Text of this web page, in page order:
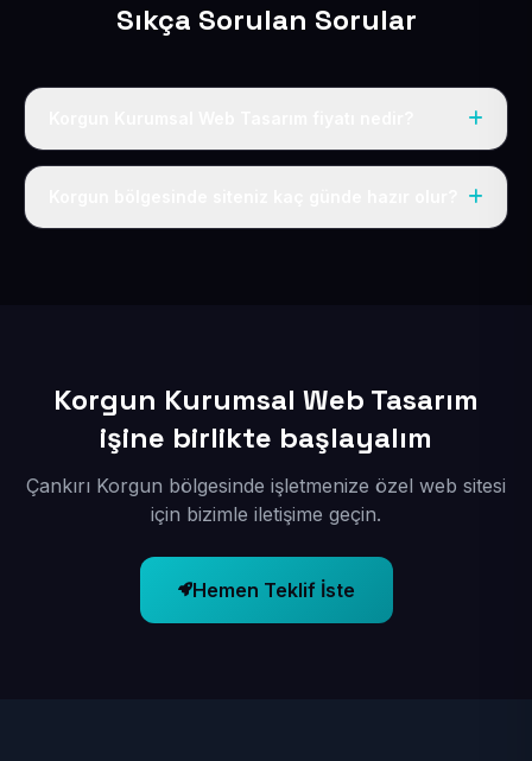
Sıkça Sorulan Sorular
Tek fiyat uygulanır: yıllık 50 USD + KDV. Bu bedele alan
Korgun Kurumsal Web Tasarım
işine birlikte başlayalım
Çankırı Korgun bölgesinde işletmenize özel web sitesi
için bizimle iletişime geçin.
Hemen Teklif İste